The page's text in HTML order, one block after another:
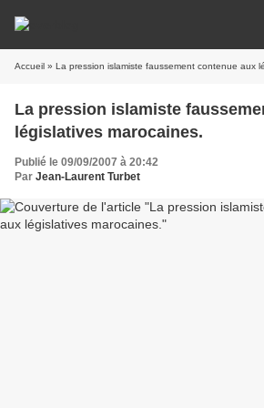
Accueil » La pression islamiste faussement contenue aux
La pression islamiste
législatives marocaines.
Publié le 09/09/2007 à 20:42
Par Jean-Laurent Turbet